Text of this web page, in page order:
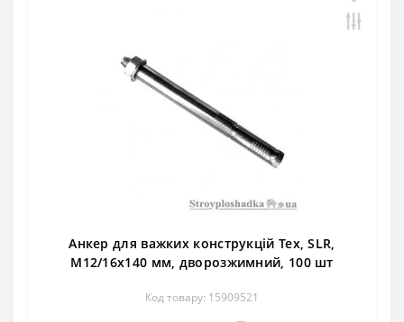
Анкер для важких конструкцій Тех, SLR,
М12/16х140 мм, дворозжимний, 100 шт
Код товару: 15909521